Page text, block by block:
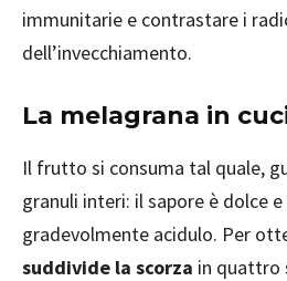
immunitarie e contrastare i
dell’invecchiamento.
La melagrana in
Il frutto si consuma tal quale,
granuli interi: il sapore è dolce
gradevolmente acidulo. Per
suddivide la scorza in quattro